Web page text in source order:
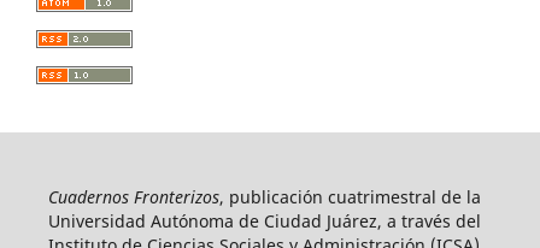
Cuadernos Fronterizos, publicación cuatrimestral de la
Universidad Autónoma de Ciudad Juárez, a través del